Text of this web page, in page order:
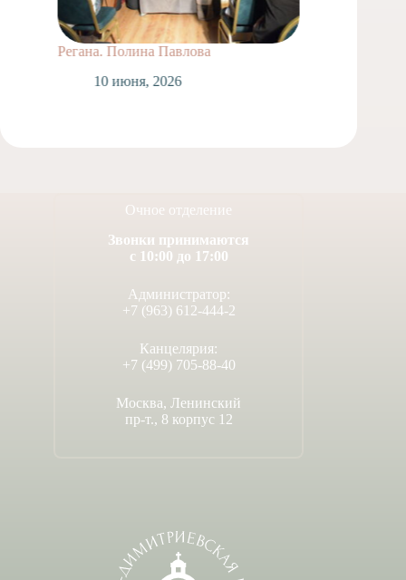
Регана. Полина Павлова
10 июня, 2026
Очное отделение
Звонки принимаются
с 10:00 до 17:00
Администратор:
+7 (963) 612-444-2
Канцелярия:
+7 (499) 705-88-40
Москва, Ленинский
пр-т., 8 корпус 12